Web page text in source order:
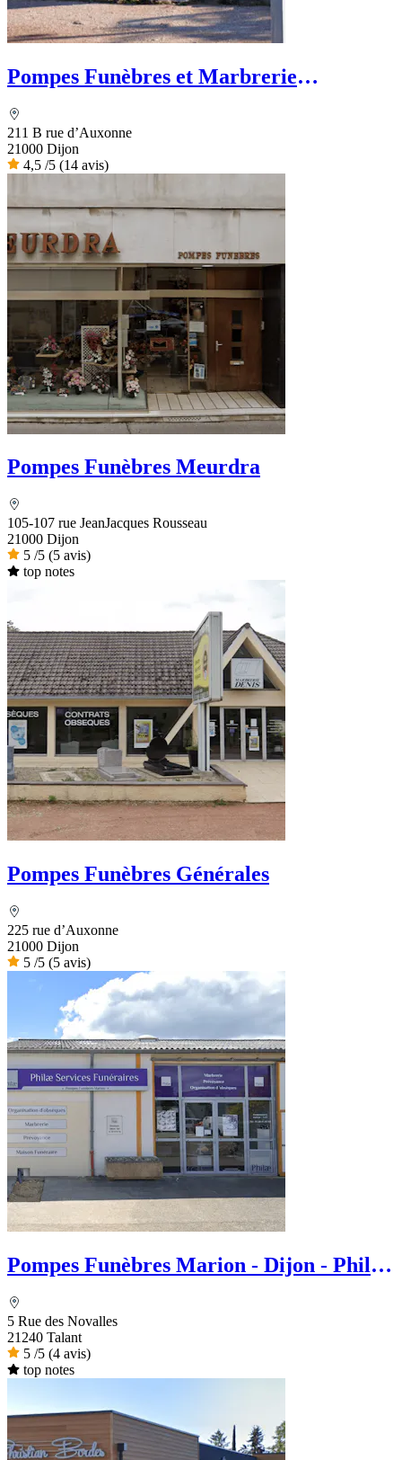
Pompes Funèbres et Marbrerie
211 B rue d’Auxonne
21000 Dijon
4,5 /5 (14 avis)
Pompes Funèbres Meurdra
105-107 rue JeanJacques Rousseau
21000 Dijon
5 /5 (5 avis)
top notes
Pompes Funèbres Générales
225 rue d’Auxonne
21000 Dijon
5 /5 (5 avis)
Pompes Funèbres Marion - Dijon - Philae
5 Rue des Novalles
21240 Talant
5 /5 (4 avis)
top notes